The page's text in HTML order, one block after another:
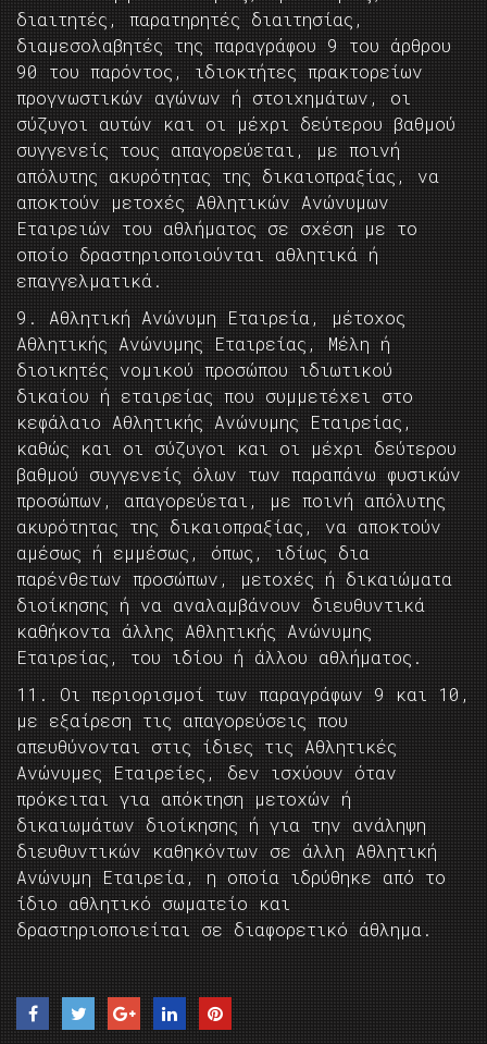
διαιτητές, παρατηρητές διαιτησίας,
διαμεσολαβητές της παραγράφου 9 του άρθρου
90 του παρόντος, ιδιοκτήτες πρακτορείων
προγνωστικών αγώνων ή στοιχημάτων, οι
σύζυγοι αυτών και οι μέχρι δεύτερου βαθμού
συγγενείς τους απαγορεύεται, με ποινή
απόλυτης ακυρότητας της δικαιοπραξίας, να
αποκτούν μετοχές Αθλητικών Ανώνυμων
Εταιρειών του αθλήματος σε σχέση με το
οποίο δραστηριοποιούνται αθλητικά ή
επαγγελματικά.
9. Αθλητική Ανώνυμη Εταιρεία, μέτοχος
Αθλητικής Ανώνυμης Εταιρείας, Μέλη ή
διοικητές νομικού προσώπου ιδιωτικού
δικαίου ή εταιρείας που συμμετέχει στο
κεφάλαιο Αθλητικής Ανώνυμης Εταιρείας,
καθώς και οι σύζυγοι και οι μέχρι δεύτερου
βαθμού συγγενείς όλων των παραπάνω φυσικών
προσώπων, απαγορεύεται, με ποινή απόλυτης
ακυρότητας της δικαιοπραξίας, να αποκτούν
αμέσως ή εμμέσως, όπως, ιδίως δια
παρένθετων προσώπων, μετοχές ή δικαιώματα
διοίκησης ή να αναλαμβάνουν διευθυντικά
καθήκοντα άλλης Αθλητικής Ανώνυμης
Εταιρείας, του ιδίου ή άλλου αθλήματος.
11. Οι περιορισμοί των παραγράφων 9 και 10,
με εξαίρεση τις απαγορεύσεις που
απευθύνονται στις ίδιες τις Αθλητικές
Ανώνυμες Εταιρείες, δεν ισχύουν όταν
πρόκειται για απόκτηση μετοχών ή
δικαιωμάτων διοίκησης ή για την ανάληψη
διευθυντικών καθηκόντων σε άλλη Αθλητική
Ανώνυμη Εταιρεία, η οποία ιδρύθηκε από το
ίδιο αθλητικό σωματείο και
δραστηριοποιείται σε διαφορετικό άθλημα.